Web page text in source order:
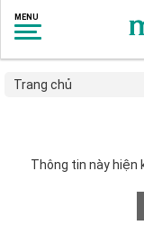
Trang chủ
Thông tin này hiện